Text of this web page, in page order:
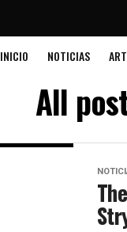
INICIO NOTICIAS
All